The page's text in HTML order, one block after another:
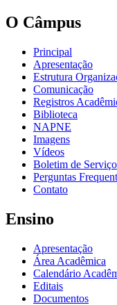
O Câmpus
Principal
Apresentação
Estrutura
Comunicação
Registros
Biblioteca
NAPNE
Imagens
Vídeos
Boletim de Serviço
Perguntas
Contato
Ensino
Apresentação
Área Acadêmica
Calendário
Editais
Documentos